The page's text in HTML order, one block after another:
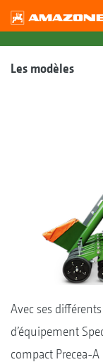
Les modèles
Avec ses
d’équipement
compact Precea-